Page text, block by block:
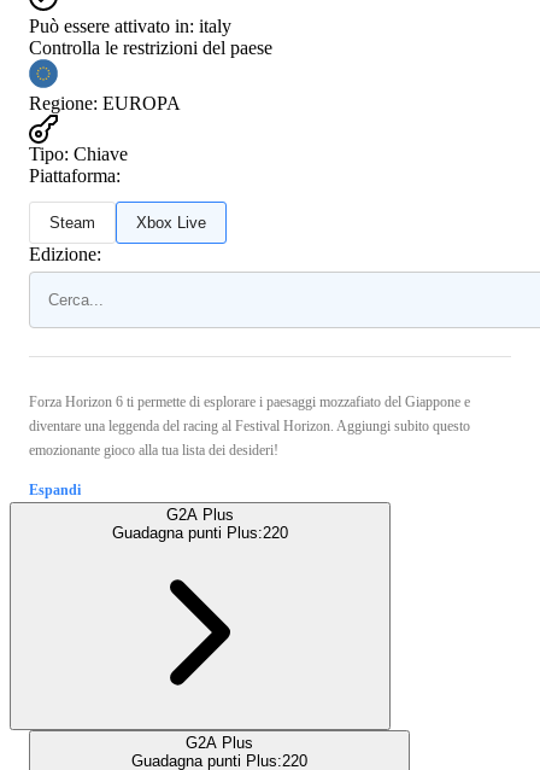
Può essere attivato in: italy
Controlla le restrizioni del paese
Regione: EUROPA
Tipo: Chiave
Piattaforma:
Steam Xbox Live
Edizione:
Forza Horizon 6 ti permette di esplorare i paesaggi mozzafiato del Giappone e
diventare una leggenda del racing al Festival Horizon. Aggiungi subito questo
emozionante gioco alla tua lista dei desideri!
Espandi
G2A Plus
Guadagna punti Plus:220
G2A Plus
Guadagna punti Plus:220